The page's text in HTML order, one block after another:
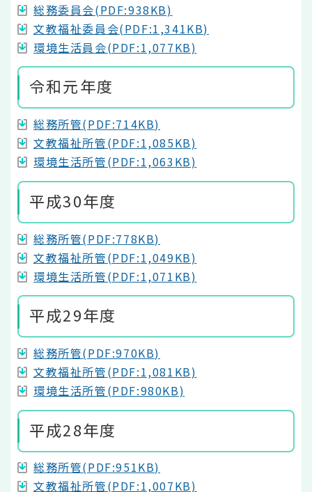
総務委員会(PDF:938KB)
文教福祉委員会(PDF:1,341KB)
環境生活員会(PDF:1,077KB)
令和元年度
総務所管(PDF:714KB)
文教福祉所管(PDF:1,085KB)
環境生活所管(PDF:1,063KB)
平成30年度
総務所管(PDF:778KB)
文教福祉所管(PDF:1,049KB)
環境生活所管(PDF:1,071KB)
平成29年度
総務所管(PDF:970KB)
文教福祉所管(PDF:1,081KB)
環境生活所管(PDF:980KB)
平成28年度
総務所管(PDF:951KB)
文教福祉所管(PDF:1,007KB)